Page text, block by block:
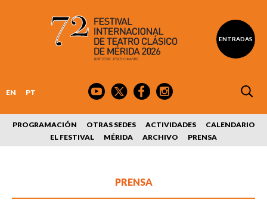
ENTRADAS
EN PT
PROGRAMACIÓN OTRAS SEDES ACTIVIDADES
CALENDARIO
EL FESTIVAL
MÉRIDA ARCHIVO PRENSA
PRENSA